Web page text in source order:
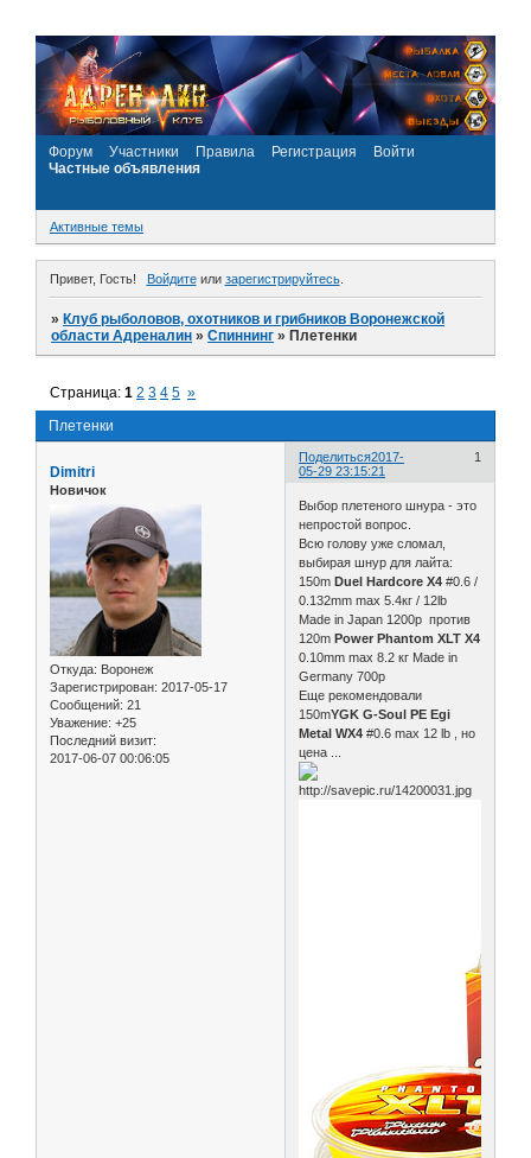
Форум Участники Правила Регистрация
Войти
Частные объявления
Активные темы
Привет, Гость! Войдитеили зарегистрируйтесь.
»Клуб рыболовов, охотников и грибников Воронежской
области Адреналин »Спиннинг »Плетенки
Плетенки
Страница:1 2 3 4 5 »
Поделиться 1
2017-
05-29 23:15:21
Dimitri
Новичок
Откуда: Воронеж
Зарегистрирован: 2017-05-17
Сообщений: 21
Уважение: +25
Последний визит:
2017-06-07 00:06:05
Выбор плетеного шнура - это
непростой вопрос.
Всю голову уже сломал,
выбирая шнур для лайта:
150m Duel Hardcore X4#0.6 /
0.132mm max 5.4кг / 12lb
Made in Japan 1200р против
120m Power Phantom XLT Х4
0.10mm max 8.2 кг Made in
Germany 700р
Еще рекомендовали
150mYGK G-Soul PE Egi
Metal WX4 #0.6 max 12 lb , но
цена ...